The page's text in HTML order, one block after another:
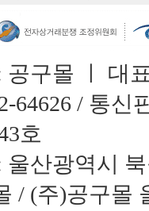
공구몰 ㅣ 대
64626 / 통신
호
울산광역시
/ (주)공구몰